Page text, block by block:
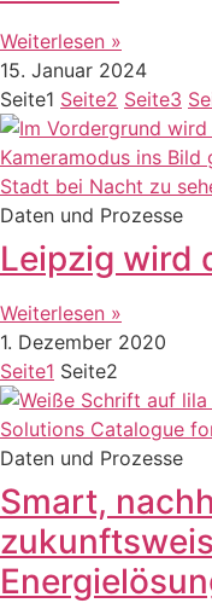
Weiterlesen »
15. Januar 2024
Seite1 Seite2 Seite3
Daten und Prozesse
Leipzig wird
Weiterlesen »
1. Dezember 2020
Seite1 Seite2
Daten und Prozesse
Smart,